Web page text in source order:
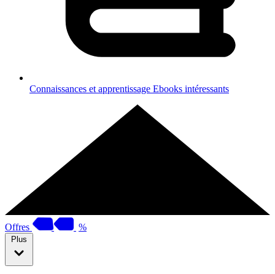
Connaissances et apprentissage Ebooks intéressants
Offres %
Plus